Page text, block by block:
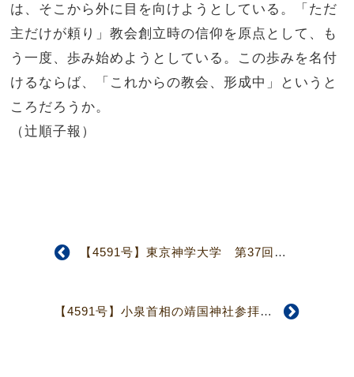
は、そこから外に目を向けようとしている。「ただ
主だけが頼り」教会創立時の信仰を原点として、も
う一度、歩み始めようとしている。この歩みを名付
けるならば、「これからの教会、形成中」というと
ころだろうか。
（辻順子報）
【4591号】東京神学大学 第37回教職セミナー
【4591号】小泉首相の靖国神社参拝に対する抗議声明